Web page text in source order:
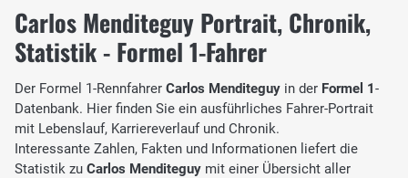
Carlos Menditeguy Portrait, Chronik,
Statistik - Formel 1-Fahrer
Der Formel 1-Rennfahrer Carlos Menditeguy in der Formel 1-
Datenbank. Hier finden Sie ein ausführliches Fahrer-Portrait
mit Lebenslauf, Karriereverlauf und Chronik.
Interessante Zahlen, Fakten und Informationen liefert die
Statistik zu Carlos Menditeguy mit einer Übersicht aller